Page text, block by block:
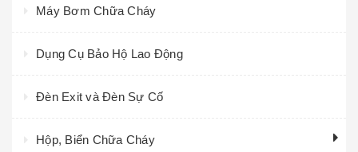
Máy Bơm Chữa Cháy
Dụng Cụ Bảo Hộ Lao Động
Đèn Exit và Đèn Sự Cố
Hộp, Biển Chữa Cháy